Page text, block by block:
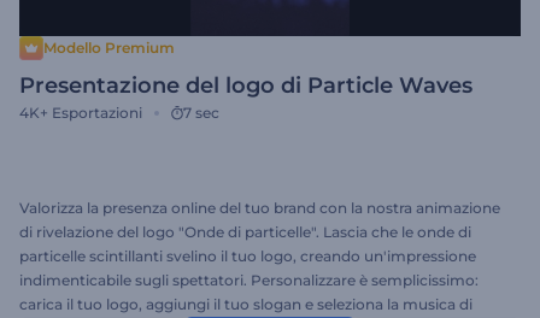
Modello Premium
Presentazione del logo di Particle Waves
4K+ Esportazioni 7 sec
Valorizza la presenza online del tuo brand con la nostra animazione
di rivelazione del logo "Onde di particelle". Lascia che le onde di
particelle scintillanti svelino il tuo logo, creando un'impressione
indimenticabile sugli spettatori. Personalizzare è semplicissimo:
carica il tuo logo, aggiungi il tuo slogan e seleziona la musica di